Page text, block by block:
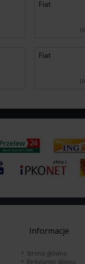
Fiat
Fiat
Informacje
Strona główna
Regulamin sklepu